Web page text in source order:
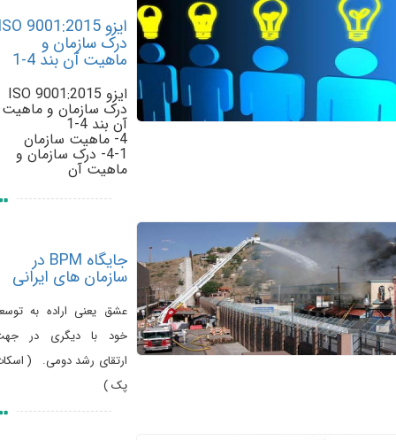
ایزو ISO 9001:2015
درک سازمان و
ماهیت آن بند 4-1
ایزو ISO 9001:2015
درک سازمان و ماهیت
آن بند 4-1
4-1- درک سازمان و
ماهیت آن
جایگاه BPM در
سازمان های ایرانی
عشق یعنی اراده به توسعه
خود با دیگری در جهت
ارتقای رشد دومی. ( اسکات
پک )